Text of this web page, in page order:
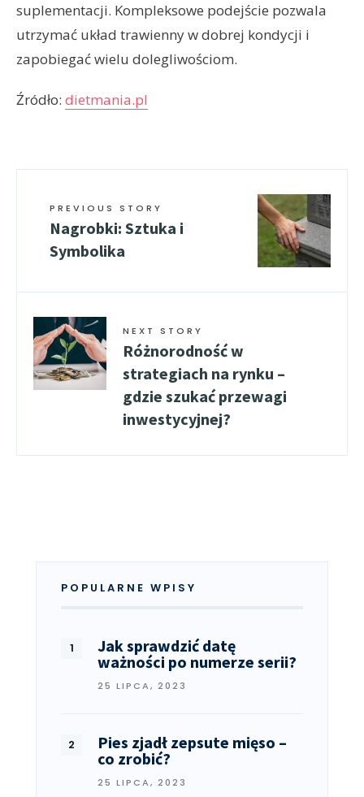
suplementacji. Kompleksowe podejście pozwala
utrzymać układ trawienny w dobrej kondycji i
zapobiegać wielu dolegliwościom.
Źródło: dietmania.pl
PREVIOUS STORY
Nagrobki: Sztuka i
Symbolika
NEXT STORY
Różnorodność w
strategiach na rynku –
gdzie szukać przewagi
inwestycyjnej?
POPULARNE WPISY
Jak sprawdzić datę
ważności po numerze serii?
25 LIPCA, 2023
Pies zjadł zepsute mięso –
co zrobić?
25 LIPCA, 2023